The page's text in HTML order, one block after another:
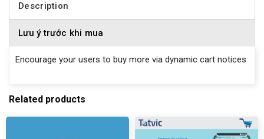
Description
Lưu ý trước khi mua
Encourage your users to buy more via dynamic cart notices
Related products